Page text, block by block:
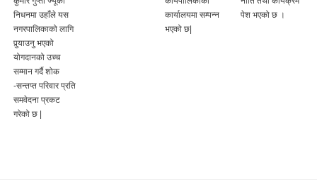
निधनमा उहाँले यस
नगरपालिकाको लागि
पुर्‍याउनु भएको
योगदानको उच्च
सम्मान गर्दै शोक
-सन्तप्त परिवार प्रति
समवेदना प्रकट
गरेको छ |
कार्यालयमा सम्पन्न
भएको छ|
पेश भएको छ ।